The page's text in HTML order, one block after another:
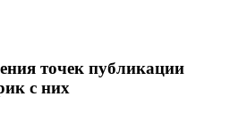
точек публикации
с них